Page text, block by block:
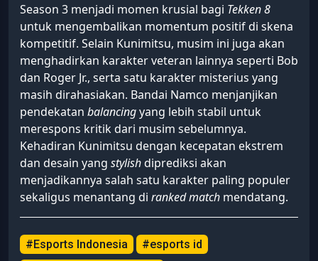
Season 3 menjadi momen krusial bagi Tekken 8
untuk mengembalikan momentum positif di skena
kompetitif. Selain Kunimitsu, musim ini juga akan
menghadirkan karakter veteran lainnya seperti Bob
dan Roger Jr., serta satu karakter misterius yang
masih dirahasiakan. Bandai Namco menjanjikan
pendekatan balancingyang lebih stabil untuk
merespons kritik dari musim sebelumnya.
Kehadiran Kunimitsu dengan kecepatan ekstrem
dan desain yang stylishdiprediksi akan
menjadikannya salah satu karakter paling populer
sekaligus menantang di ranked match mendatang.
#Esports Indonesia
#esports id